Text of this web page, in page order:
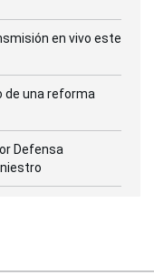
en vivo este
de una reforma
Defensa